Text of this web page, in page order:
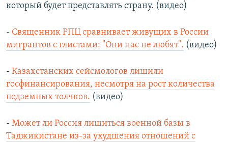
который будет представлять страну. (видео)
- Священник РПЦ сравнивает живущих в России
мигрантов с глистами: "Они нас не любят". (видео)
- Казахстанских сейсмологов лишили
госфинансирования, несмотря на рост количества
подземных толчков. (видео)
- Может ли Россия лишиться военной базы в
Таджикистане из-за ухудшения отношений с